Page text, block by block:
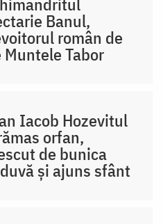
Banul,
român de
Muntele Tabor
Iacob Hozevitul
orfan,
de bunica
și ajuns sfânt